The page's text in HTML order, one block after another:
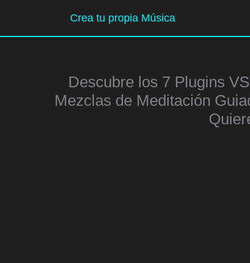
contenido
Crea tu propia Música
Descubre los 7 Plugins
Mezclas de Meditación